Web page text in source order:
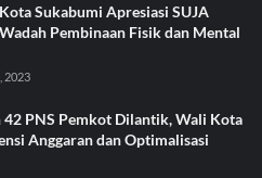
Sukabumi Apresiasi SUJA
Pembinaan Fisik dan Mental
2023
42 PNS Pemkot Dilantik, Wali Kota
Anggaran dan Optimalisasi